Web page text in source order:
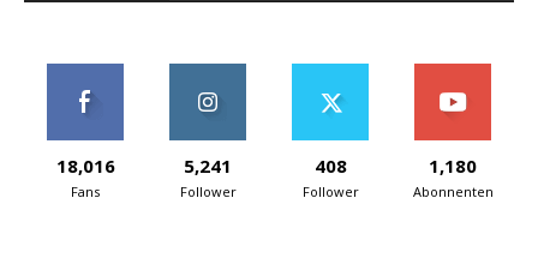
18,016
Fans
5,241
Follower
408
Follower
1,180
Abonnenten